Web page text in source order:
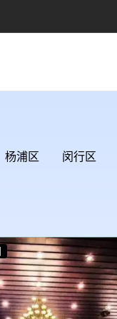
杨浦区 闵行区